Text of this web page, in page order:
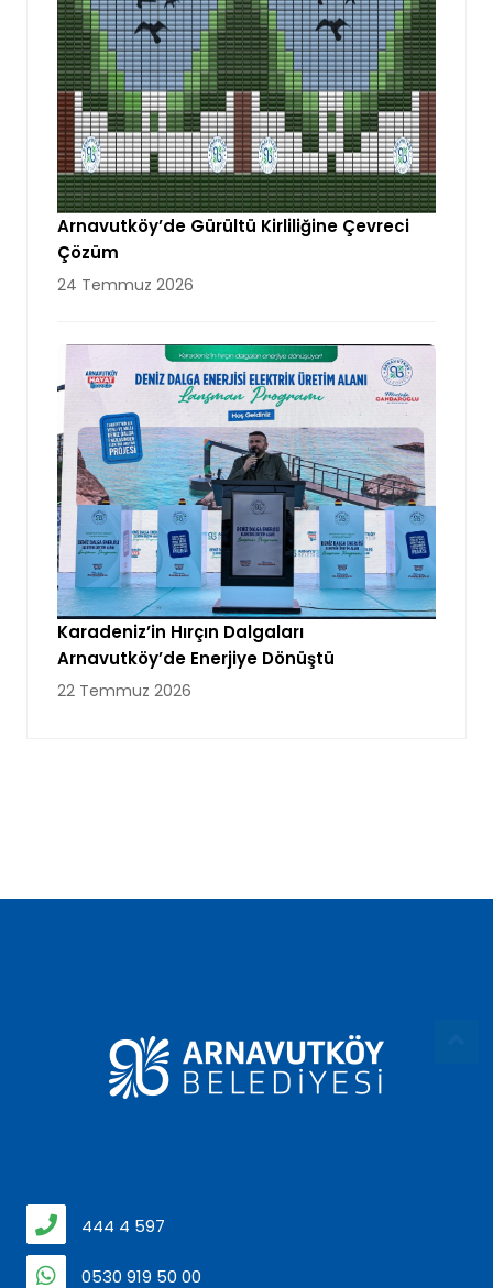
Arnavutköy’de Gürültü Kirliliğine Çevreci
Çözüm
24 Temmuz 2026
Karadeniz’in Hırçın Dalgaları
Arnavutköy’de Enerjiye Dönüştü
22 Temmuz 2026
444 4 597
0530 919 50 00